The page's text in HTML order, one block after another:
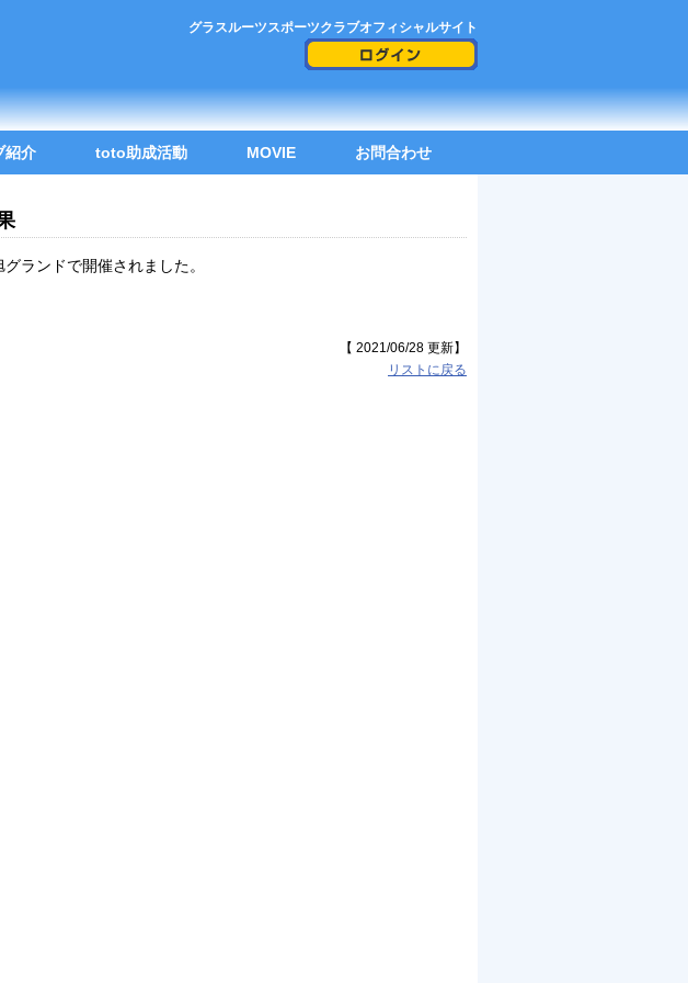
グラスルーツスポーツクラブオフィシャルサイト
紹介 toto助成活動 MOVIE お問合わせ
ランドで開催されました。
【 2021/06/28 更新】
リストに戻る